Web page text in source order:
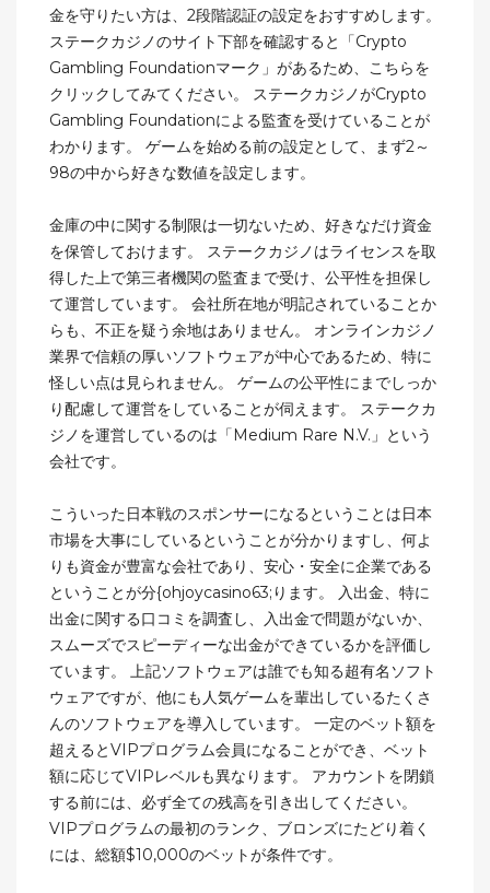
金を守りたい方は、2段階認証の設定をおすすめします。
ステークカジノのサイト下部を確認すると「Crypto
Gambling Foundationマーク」があるため、こちらを
クリックしてみてください。 ステークカジノがCrypto
Gambling Foundationによる監査を受けていることが
わかります。 ゲームを始める前の設定として、まず2～
98の中から好きな数値を設定します。
金庫の中に関する制限は一切ないため、好きなだけ資金
を保管しておけます。 ステークカジノはライセンスを取
得した上で第三者機関の監査まで受け、公平性を担保し
て運営しています。 会社所在地が明記されていることか
らも、不正を疑う余地はありません。 オンラインカジノ
業界で信頼の厚いソフトウェアが中心であるため、特に
怪しい点は見られません。 ゲームの公平性にまでしっか
り配慮して運営をしていることが伺えます。 ステークカ
ジノを運営しているのは「Medium Rare N.V.」という
会社です。
こういった日本戦のスポンサーになるということは日本
市場を大事にしているということが分かりますし、何よ
りも資金が豊富な会社であり、安心・安全に企業である
ということが分{ohjoycasino63;ります。 入出金、特に
出金に関する口コミを調査し、入出金で問題がないか、
スムーズでスピーディーな出金ができているかを評価し
ています。 上記ソフトウェアは誰でも知る超有名ソフト
ウェアですが、他にも人気ゲームを輩出しているたくさ
んのソフトウェアを導入しています。 一定のベット額を
超えるとVIPプログラム会員になることができ、ベット
額に応じてVIPレベルも異なります。 アカウントを閉鎖
する前には、必ず全ての残高を引き出してください。
VIPプログラムの最初のランク、ブロンズにたどり着く
には、総額$10,000のベットが条件です。